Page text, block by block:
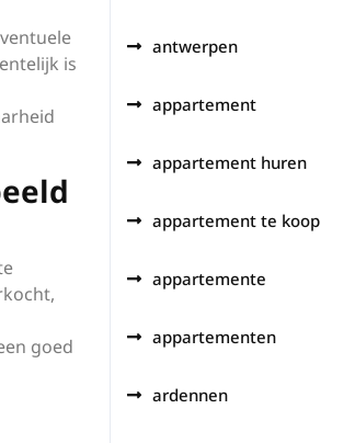
is
goed
antwerpen
appartement
appartement huren
appartement te koop
appartemente
appartementen
ardennen